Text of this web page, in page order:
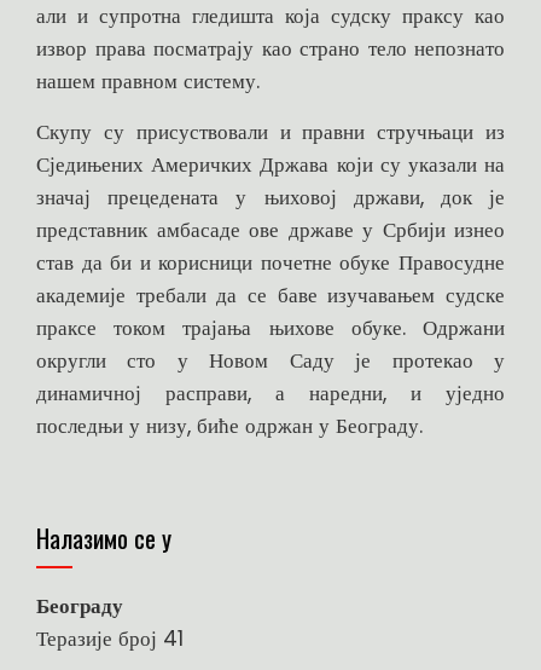
али и супротна гледишта која судску праксу као
извор права посматрају као страно тело непознато
нашем правном систему.
Скупу су присуствовали и правни стручњаци из
Сједињених Америчких Држава који су указали на
значај прецедената у њиховој држави, док је
представник амбасаде ове државе у Србији изнео
став да би и корисници почетне обуке Правосудне
академије требали да се баве изучавањем судске
праксе током трајања њихове обуке. Одржани
округли сто у Новом Саду је протекао у
динамичној расправи, а наредни, и уједно
последњи у низу, биће одржан у Београду.
Налазимо се у
Београду
Теразије број 41